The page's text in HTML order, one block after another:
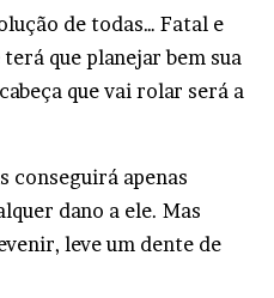
de todas… Fatal e
que planejar bem sua
que vai rolar será a
conseguirá apenas
dano a ele. Mas
leve um dente de